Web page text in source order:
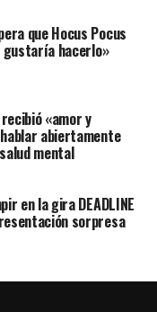
que Hocus Pocus
gustaría hacerlo»
«amor y
abiertamente
mental
en la gira DEADLINE
sorpresa